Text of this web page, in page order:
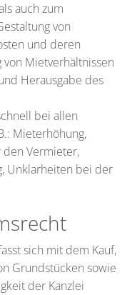
auch zum
von
und deren
Mietverhältnissen
Herausgabe des
bei allen
Mieterhöhung,
Vermieter,
Unklarheiten bei der
sich mit dem Kauf,
Grundstücken sowie
der Kanzlei